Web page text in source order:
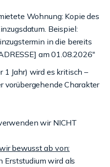
Wohnung: Kopie des
Beispiel:
in die bereits
am 01.08.2026"
1 Jahr) wird es kritisch –
vorübergehende Charakter
wir NICHT
bewusst ab von:
Erststudium wird als